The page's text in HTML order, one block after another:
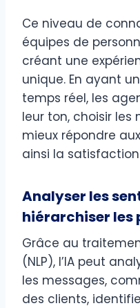
Ce niveau de
équipes de
créant une
unique. En ayant
temps réel, les
leur ton, choisir les
mieux répondre
ainsi la
Analyser les
hiérarchiser les
Grâce au
(NLP), l’IA peut
les messages,
des clients,